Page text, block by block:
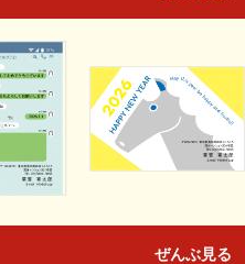
ぜんぶ見る